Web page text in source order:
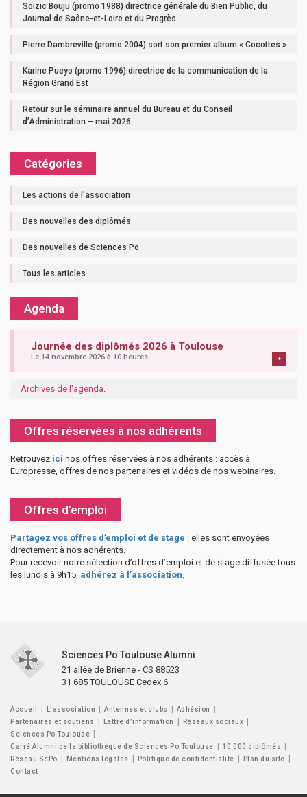
Soizic Bouju (promo 1988) directrice générale du Bien Public, du
Journal de Saône-et-Loire et du Progrès
Pierre Dambreville (promo 2004) sort son premier album « Cocottes »
Karine Pueyo (promo 1996) directrice de la communication de la
Région Grand Est
Retour sur le séminaire annuel du Bureau et du Conseil
d’Administration – mai 2026
Catégories
Les actions de l'association
Des nouvelles des diplômés
Des nouvelles de Sciences Po
Tous les articles
Agenda
Journée des diplômés 2026 à Toulouse
Le 14 novembre 2026 à 10 heures +
Archives de l'agenda
Offres réservées à nos adhérents
Retrouvez ici nos offres réservées à nos adhérents : accès à
Europresse, offres de nos partenaires et vidéos de nos webinaires.
Offres d’emploi
Partagez vos offres d’emploi et de stage : elles sont envoyées
directement à nos adhérents.
Pour recevoir notre sélection d’offres d’emploi et de stage diffusée tous
les lundis à 9h15, adhérez à l’association
Sciences Po Toulouse Alumni
21 allée de Brienne - CS 88523
31 685 TOULOUSE Cedex 6
Accueil L’association Antennes et clubs
Adhésion
Partenaires et soutiens
Lettre d’information
Réseaux sociaux
Sciences Po Toulouse
Carré Alumni de la bibliothèque de Sciences Po Toulouse
10 000 diplômés
Réseau ScPo
Mentions légales Politique de confidentialité
Plan du site
Contact